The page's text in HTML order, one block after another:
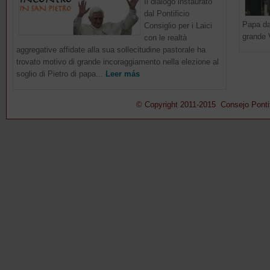
dal Pontificio
Consiglio per i Laici
con le realtà
aggregative affidate alla sua sollecitudine pastorale ha
trovato motivo di grande incoraggiamento nella elezione al
soglio di Pietro di papa... Leer más
Papa
grande
© Copyright 2011-2015 Consejo